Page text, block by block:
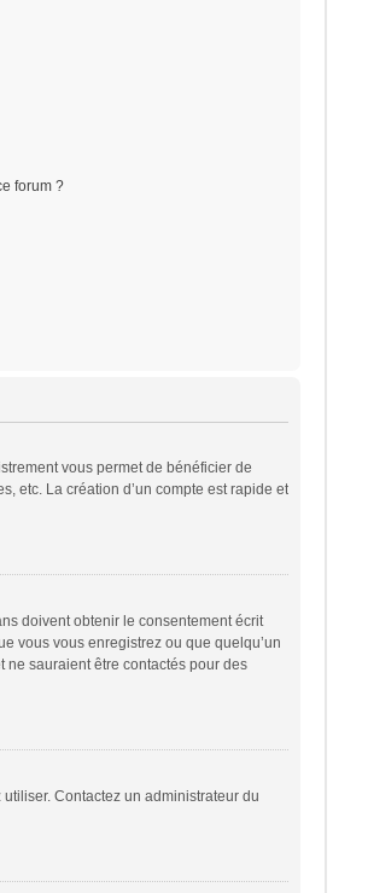
forum ?
vous permet de bénéficier de
etc. La création d’un compte est rapide et
doivent obtenir le consentement écrit
vous vous enregistrez ou que quelqu’un
ne sauraient être contactés pour des
Contactez un administrateur du